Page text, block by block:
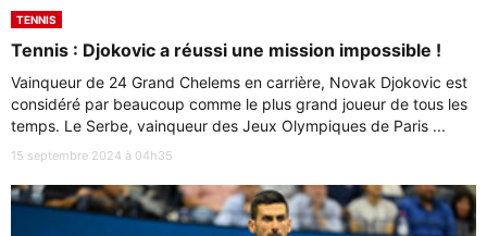
TENNIS
Tennis : Djokovic a réussi une mission impossible !
Vainqueur de 24 Grand Chelems en carrière, Novak Djokovic est
considéré par beaucoup comme le plus grand joueur de tous les
temps. Le Serbe, vainqueur des Jeux Olympiques de Paris ...
15 septembre 2024 à 04h35